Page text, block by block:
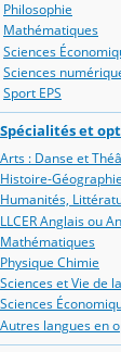
Philosophie
Mathématiques
Sciences
Sciences
Sport EPS
Spécialités et
Arts : Danse et
Histoire-
Humanités,
LLCER Anglais ou
Mathématiques
Physique Chimie
Sciences et Vie de
Sciences
Autres langues en